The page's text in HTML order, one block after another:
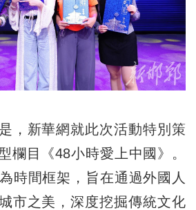
新華網就此次活動特別策
欄目《48小時愛上中國》。
時間框架，旨在通過外國人
市之美，深度挖掘傳統文化